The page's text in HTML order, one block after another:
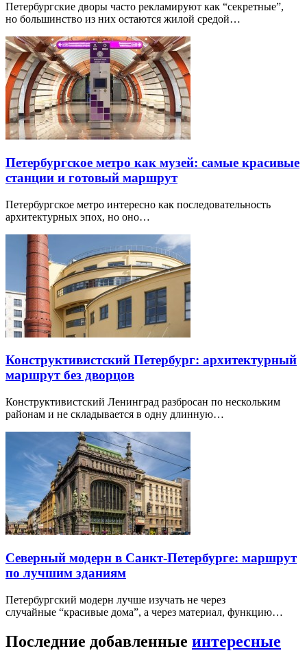
Петербургские дворы часто рекламируют как “секретные”,
но большинство из них остаются жилой средой…
Петербургское метро как музей: самые красивые
станции и готовый маршрут
Петербургское метро интересно как последовательность
архитектурных эпох, но оно…
Конструктивистский Петербург: архитектурный
маршрут без дворцов
Конструктивистский Ленинград разбросан по нескольким
районам и не складывается в одну длинную…
Северный модерн в Санкт-Петербурге: маршрут
по лучшим зданиям
Петербургский модерн лучше изучать не через
случайные “красивые дома”, а через материал, функцию…
Последние добавленные интересные